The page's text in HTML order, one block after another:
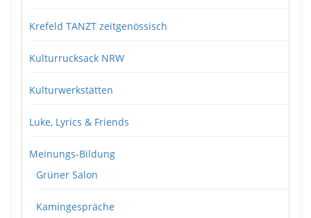
Krefeld TANZT zeitgenössisch
Kulturrucksack NRW
Kulturwerkstätten
Luke, Lyrics & Friends
Meinungs-Bildung
Grüner Salon
Kamingespräche